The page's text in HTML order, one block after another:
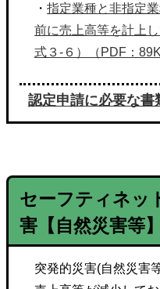
・指定業種と非指定
前に売上高等を計上
式３-６）（PDF：
認定申請に必要な
セーフティネッ
害【自然災害等】
突発的災害(自然災害